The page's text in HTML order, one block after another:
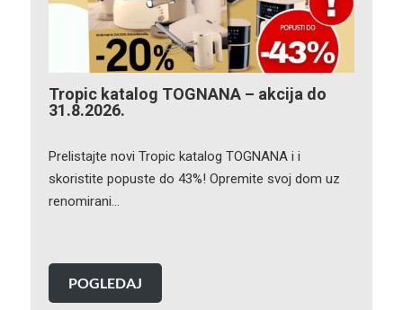
Tropic katalog TOGNANA – akcija do
31.8.2026.
Prelistajte novi Tropic katalog TOGNANA i i
skoristite popuste do 43%! Opremite svoj dom uz
renomirani…
POGLEDAJ